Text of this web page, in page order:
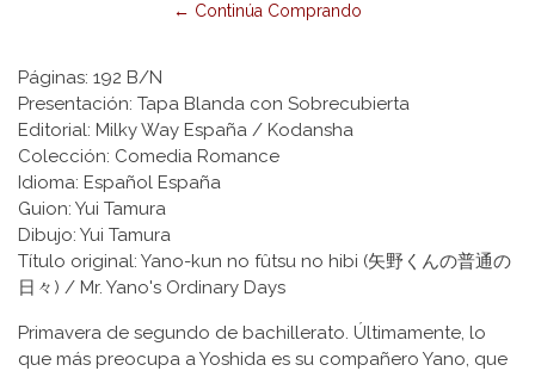
← Continúa Comprando
Páginas: 192 B/N
Presentación: Tapa Blanda con Sobrecubierta
Editorial: Milky Way España / Kodansha
Colección: Comedia Romance
Idioma: Español España
Guion: Yui Tamura
Dibujo: Yui Tamura
Título original: Yano-kun no fûtsu no hibi (矢野くんの普通の
日々) / Mr. Yano's Ordinary Days
Primavera de segundo de bachillerato. Últimamente, lo
que más preocupa a Yoshida es su compañero Yano, que